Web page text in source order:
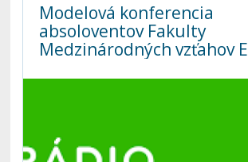
Modelová konferencia
absoloventov Fakulty
Medzinárodných vzťahov